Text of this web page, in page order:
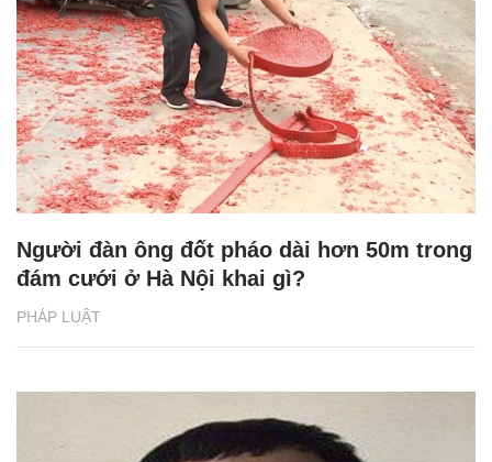
PHÁP LUẬT
Người đàn ông đốt pháo dài hơn 50m trong
đám cưới ở Hà Nội khai gì?